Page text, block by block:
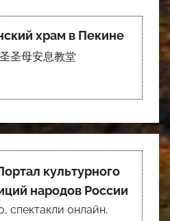
храм в Пекине
圣母安息教堂
культурного
народов России
спектакли онлайн,